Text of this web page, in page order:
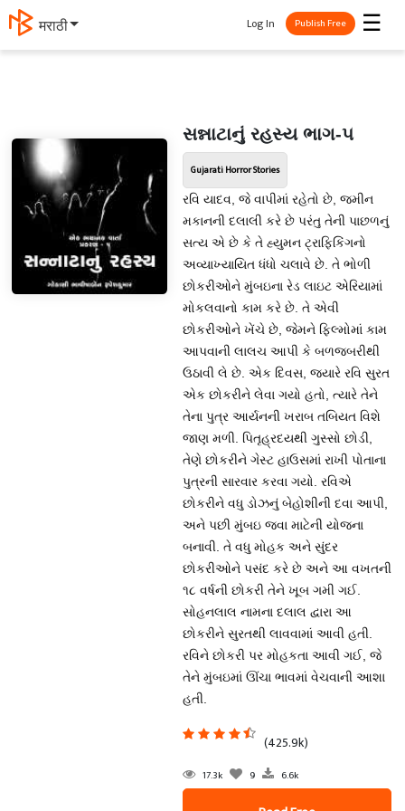
मराठी ☰
Log In Publish Free
સન્નાટાનું રહસ્ય ભાગ-૫
Gujarati Horror Stories
રવિ યાદવ, જે વાપીમાં રહેતો છે, જમીન
મકાનની દલાલી કરે છે પરંતુ તેની પાછળનું
સત્ય એ છે કે તે હ્યુમન ટ્રાફિકિંગનો
અવ્યાખ્યાયિત ધંધો ચલાવે છે. તે ભોળી
છોકરીઓને મુંબઇના રેડ લાઇટ એરિયામાં
મોકલવાનો કામ કરે છે. તે એવી
છોકરીઓને ખેંચે છે, જેમને ફિલ્મોમાં કામ
આપવાની લાલચ આપી કે બળજબરીથી
ઉઠાવી લે છે. એક દિવસ, જ્યારે રવિ સુરત
એક છોકરીને લેવા ગયો હતો, ત્યારે તેને
તેના પુત્ર આર્યનની ખરાબ તબિયત વિશે
જાણ મળી. પિતૃહ્રદયથી ગુસ્સો છોડી,
તેણે છોકરીને ગેસ્ટ હાઉસમાં રાખી પોતાના
પુત્રની સારવાર કરવા ગયો. રવિએ
છોકરીને વધુ ડોઝનું બેહોશીની દવા આપી,
અને પછી મુંબઇ જવા માટેની યોજના
બનાવી. તે વધુ મોહક અને સુંદર
છોકરીઓને પસંદ કરે છે અને આ વખતની
૧૮ વર્ષની છોકરી તેને ખૂબ ગમી ગઈ.
સોહનલાલ નામના દલાલ દ્વારા આ
છોકરીને સુરતથી લાવવામાં આવી હતી.
રવિને છોકરી પર મોહકતા આવી ગઈ, જે
તેને મુંબઇમાં ઊંચા ભાવમાં વેચવાની આશા
હતી.
(425.9k)
17.3k 9 6.6k